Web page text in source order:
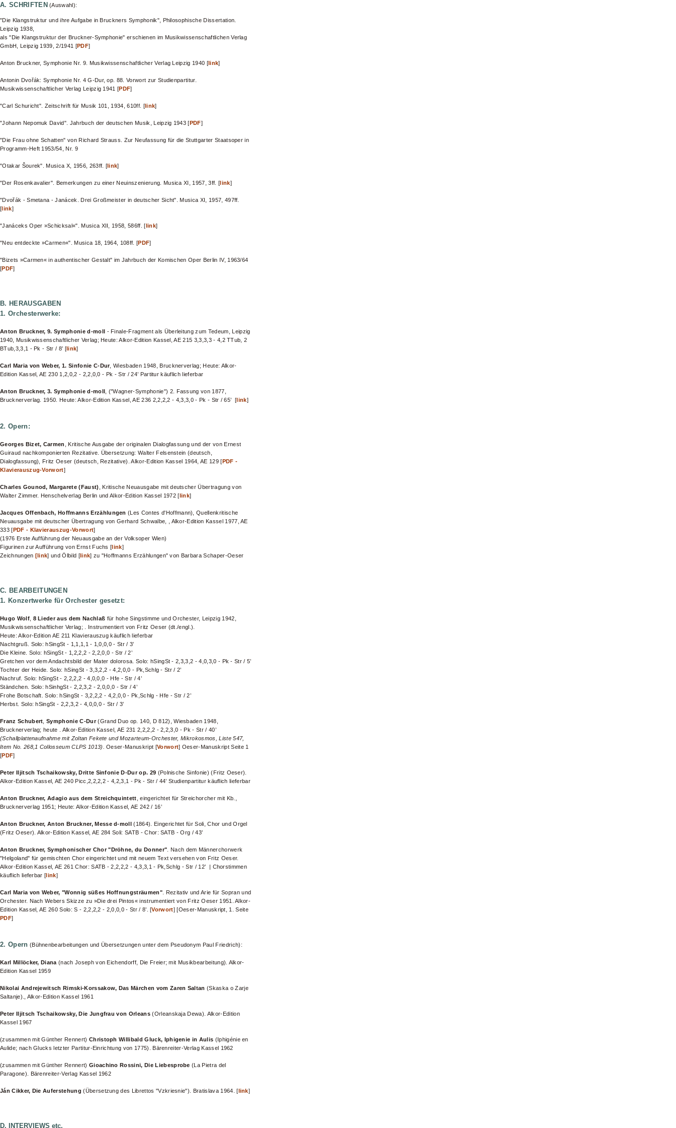
A. SCHRIFTEN (Auswahl):
"Die Klangstruktur und ihre Aufgabe in Bruckners Symphonik", Philosophische Dissertation.
Leipzig 1938,
als "Die Klangstruktur der Bruckner-Symphonie" erschienen im Musikwissenschaftlichen Verlag
GmbH, Leipzig 1939, 2/1941 [PDF]
Anton Bruckner, Symphonie Nr. 9. Musikwissenschaftlicher Verlag Leipzig 1940 [link]
Antonin Dvořák: Symphonie Nr. 4 G-Dur, op. 88. Vorwort zur Studienpartitur.
Musikwissenschaftlicher Verlag Leipzig 1941 [PDF]
"Carl Schuricht". Zeitschrift für Musik 101, 1934, 610ff. [link]
"Johann Nepomuk David". Jahrbuch der deutschen Musik, Leipzig 1943 [PDF]
"Die Frau ohne Schatten" von Richard Strauss. Zur Neufassung für die Stuttgarter Staatsoper in
Programm-Heft 1953/54, Nr. 9
"Otakar Šourek". Musica X, 1956, 263ff. [link]
"Der Rosenkavalier". Bemerkungen zu einer Neuinszenierung. Musica XI, 1957, 3ff. [link]
"Dvořák - Smetana - Janácek. Drei Großmeister in deutscher Sicht". Musica XI, 1957, 497ff.
[link]
"Janáceks Oper »Schicksal«". Musica XII, 1958, 586ff. [link]
"Neu entdeckte »Carmen«". Musica 18, 1964, 108ff. [PDF]
"Bizets »Carmen« in authentischer Gestalt" im Jahrbuch der Komischen Oper Berlin IV, 1963/64
[PDF]
B. HERAUSGABEN
1. Orchesterwerke:
Anton Bruckner,9. Symphonie d-moll - Finale-Fragment als Überleitung zum Tedeum, Leipzig
1940, Musikwissenschaftlicher Verlag; Heute: Alkor-Edition Kassel, AE 215 3,3,3,3 - 4,2 TTub, 2
BTub,3,3,1 - Pk - Str / 8’ [link]
Carl Maria von Weber, 1. Sinfonie C-Dur, Wiesbaden 1948, Brucknerverlag; Heute: Alkor-
Edition Kassel, AE 230 1,2,0,2 - 2,2,0,0 - Pk - Str / 24’ Partitur käuflich lieferbar
Anton Bruckner, 3. Symphonie d-moll , ("Wagner-Symphonie") 2. Fassung von 1877,
Brucknerverlag. 1950. Heute: Alkor-Edition Kassel, AE 236 2,2,2,2 - 4,3,3,0 - Pk - Str / 65’ [link]
2. Opern:
Georges Bizet, Carmen
, Kritische Ausgabe der originalen Dialogfassung und der von Ernest
Guiraud nachkomponierten Rezitative. Übersetzung: Walter Felsenstein (deutsch,
Dialogfassung), Fritz Oeser (deutsch, Rezitative). Alkor-Edition Kassel 1964, AE 129 [PDF -
Klavierauszug-Vorwort]
Charles Gounod, Margarete (Faust)
, Kritische Neuausgabe mit deutscher Übertragung von
Walter Zimmer. Henschelverlag Berlin und Alkor-Edition Kassel 1972 [link]
Jacques Offenbach, Hoffmanns Erzählungen (Les Contes d'Hoffmann), Quellenkritische
Neuausgabe mit deutscher Übertragung von Gerhard Schwalbe, , Alkor-Edition Kassel 1977, AE
333 [PDF - Klavierauszug-Vorwort]
(1976 Erste Aufführung der Neuausgabe an der Volksoper Wien)
Figurinen zur Aufführung von Ernst Fuchs [link]
Zeichnungen [link] und Ölbild [link] zu "Hoffmanns Erzählungen" von Barbara Schaper-Oeser
C. BEARBEITUNGEN
1. Konzertwerke für Orchester gesetzt:
Hugo Wolf, 8 Lieder aus dem Nachlaß für hohe Singstimme und Orchester, Leipzig 1942,
Musikwissenschaftlicher Verlag; . Instrumentiert von Fritz Oeser (dt./engl.).
Heute: Alkor-Edition AE 211 Klavierauszug käuflich lieferbar
Nachtgruß. Solo: hSingSt - 1,1,1,1 - 1,0,0,0 - Str / 3’
Die Kleine. Solo: hSingSt - 1,2,2,2 - 2,2,0,0 - Str / 2’
Gretchen vor dem Andachtsbild der Mater dolorosa. Solo: hSingSt - 2,3,3,2 - 4,0,3,0 - Pk - Str / 5’
Tochter der Heide. Solo: hSingSt - 3,3,2,2 - 4,2,0,0 - Pk,Schlg - Str / 2’
Nachruf. Solo: hSingSt - 2,2,2,2 - 4,0,0,0 - Hfe - Str / 4’
Ständchen. Solo: hSinhgSt - 2,2,3,2 - 2,0,0,0 - Str / 4’
Frohe Botschaft. Solo: hSingSt - 3,2,2,2 - 4,2,0,0 - Pk,Schlg - Hfe - Str / 2’
Herbst. Solo: hSingSt - 2,2,3,2 - 4,0,0,0 - Str / 3’
Franz Schubert ,Symphonie C-Dur(Grand Duo op. 140, D 812), Wiesbaden 1948,
Brucknerverlag; heute . Alkor-Edition Kassel, AE 231 2,2,2,2 - 2,2,3,0 - Pk - Str / 40’
(Schallplattenaufnahme mit Zoltan Fekete und Mozarteum-Orchester, Mikrokosmos, Liste 547,
Item No. 268,1 Collosseum CLPS 1013).
Oeser-Manuskript [Vorwort] Oeser-Manuskript Seite 1
[PDF]
Peter Iljitsch Tschaikowsky, Dritte Sinfonie D-Dur op. 29 (Polnische Sinfonie) (Fritz Oeser).
Alkor-Edition Kassel, AE 240 Picc,2,2,2,2 - 4,2,3,1 - Pk - Str / 44’ Studienpartitur käuflich lieferbar
Anton Bruckner, Adagio aus dem Streichquintett , eingerichtet für Streichorcher mit Kb.,
Brucknerverlag 1951; Heute: Alkor-Edition Kassel, AE 242 / 16’
Anton Bruckner, Anton Bruckner, Messe d-moll (1864). Eingerichtet für Soli, Chor und Orgel
(Fritz Oeser). Alkor-Edition Kassel, AE 284 Soli: SATB - Chor: SATB - Org / 43’
Anton Bruckner, Symphonischer Chor "Dröhne, du Donner" . Nach dem Männerchorwerk
"Helgoland" für gemischten Chor eingerichtet und mit neuem Text versehen von Fritz Oeser.
Alkor-Edition Kassel, AE 261 Chor: SATB - 2,2,2,2 - 4,3,3,1 - Pk,Schlg - Str / 12’ | Chorstimmen
käuflich lieferbar [link]
Carl Maria von Weber, "Wonnig süßes Hoffnungsträumen". Rezitativ und Arie für Sopran und
Orchester. Nach Webers Skizze zu »Die drei Pintos« instrumentiert von Fritz Oeser 1951. Alkor-
Edition Kassel, AE 260 Solo: S - 2,2,2,2 - 2,0,0,0 - Str / 8’. [Vorwort] [Oeser-Manuskript, 1. Seite
PDF]
2. Opern (Bühnenbearbeitungen und Übersetzungen unter dem Pseudonym Paul Friedrich):
Karl Millöcker, Diana (nach Joseph von Eichendorff, Die Freier; mit Musikbearbeitung). Alkor-
Edition Kassel 1959
Nikolai Andrejewitsch Rimski-Korssakow, Das Märchen vom Zaren Saltan (Skaska o Zarje
Saltanje)., Alkor-Edition Kassel 1961
Peter Iljitsch Tschaikowsky, Die Jungfrau von Orleans(Orleanskaja Dewa). Alkor-Edition
Kassel 1967
(zusammen mit Günther Rennert) Christoph Willibald Gluck, Iphigenie in Aulis (Iphigénie en
Aulide; nach Glucks letzter Partitur-Einrichtung von 1775). Bärenreiter-Verlag Kassel 1962
(zusammen mit Günther Rennert) Gioachino Rossini, Die Liebesprobe (La Pietra del
Paragone). Bärenreiter-Verlag Kassel 1962
Ján Cikker, Die Auferstehung (Übersetzung des Librettos "Vzkriesnie"). Bratislava 1964. [link]
D. INTERVIEWS etc.